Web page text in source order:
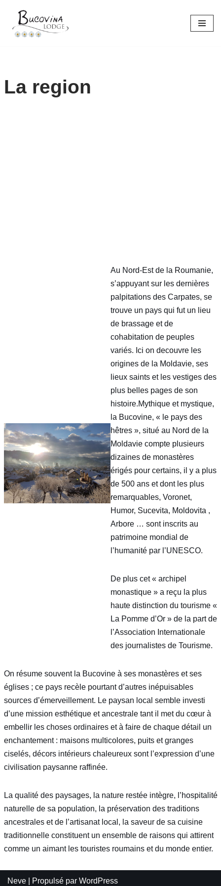
Aller
La region
Au Nord-Est de la Roumanie,
s’appuyant sur les dernières
palpitations des Carpates, se
trouve un pays qui fut un lieu
de brassage et de
cohabitation de peuples
variés. Ici on decouvre les
origines de la Moldavie, ses
lieux saints et les vestiges des
plus belles pages de son
histoire.Mythique et mystique,
la Bucovine, « le pays des
hêtres », situé au Nord de la
Moldavie compte plusieurs
dizaines de monastères
érigés pour certains, il y a plus
de 500 ans et dont les plus
remarquables, Voronet,
Humor, Sucevita, Moldovita ,
Arbore … sont inscrits au
patrimoine mondial de
l’humanité par l’UNESCO.
De plus cet « archipel
monastique » a reçu la plus
haute distinction du tourisme «
La Pomme d’Or » de la part de
l’Association Internationale
des journalistes de Tourisme.
On résume souvent la Bucovine à ses monastères et ses
églises ; ce pays recèle pourtant d’autres inépuisables
sources d’émerveillement. Le paysan local semble investi
d’une mission esthétique et ancestrale tant il met du cœur à
embellir les choses ordinaires et à faire de chaque détail un
enchantement : maisons multicolores, puits et granges
ciselés, décors intérieurs chaleureux sont l’expression d’une
civilisation paysanne raffinée.
La qualité des paysages, la nature restée intègre, l’hospitalité
naturelle de sa population, la préservation des traditions
ancestrales et de l’artisanat local, la saveur de sa cuisine
traditionnelle constituent un ensemble de raisons qui attirent
comme un aimant les touristes roumains et du monde entier.
Neve | Propulsé par WordPress